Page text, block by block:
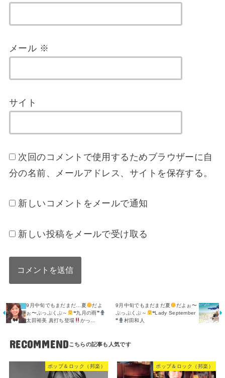
メール ※
サイト
次回のコメントで使用するためブラウザーに自
分の名前、メールアドレス、サイトを保存する。
新しいコメントをメールで通知
新しい投稿をメールで受け取る
9月中旬でもまだまだ…夏
だよ
ぉ〜ぷっぷくぷ～
❝九月の雨❞
太田裕美 真打ち登場
かっ…
9月中旬でもまだまだ夏
だよぉ〜
ぷっぷくぷ～
❝Lady September
❞
村田和人
RECOMMEND
ポップ＆ロック（邦楽） ポップ＆ロック（邦楽）